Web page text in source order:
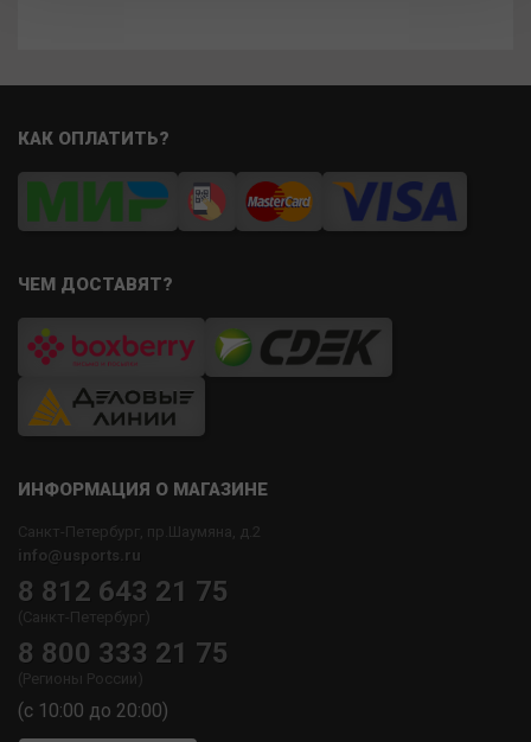
КАК ОПЛАТИТЬ?
ЧЕМ ДОСТАВЯТ?
ИНФОРМАЦИЯ О МАГАЗИНЕ
Санкт-Петербург, пр.Шаумяна, д.2
info@usports.ru
8 812 643 21 75
(Санкт-Петербург)
8 800 333 21 75
(Регионы России)
(с 10:00 до 20:00)